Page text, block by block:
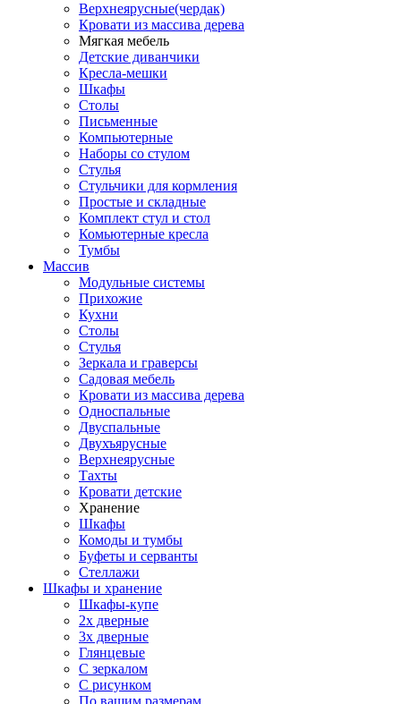
Верхнеярусные(чердак)
Кровати из массива дерева
Мягкая мебель
Детские диванчики
Кресла-мешки
Шкафы
Столы
Письменные
Компьютерные
Наборы со стулом
Стулья
Стульчики для кормления
Простые и складные
Комплект стул и стол
Комьютерные кресла
Тумбы
Массив
Модульные системы
Прихожие
Кухни
Столы
Стулья
Зеркала и граверсы
Садовая мебель
Кровати из массива дерева
Односпальные
Двуспальные
Двухъярусные
Верхнеярусные
Тахты
Кровати детские
Хранение
Шкафы
Комоды и тумбы
Буфеты и серванты
Стеллажи
Шкафы и хранение
Шкафы-купе
2х дверные
3х дверные
Глянцевые
С зеркалом
С рисунком